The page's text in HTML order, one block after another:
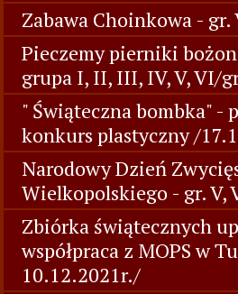
Zabawa Choinkowa -
Pieczemy pierniki
grupa I, II, III, IV, V, VI/
" Świąteczna bombka" -
konkurs plastyczny /
Narodowy Dzień
Wielkopolskiego - gr. V,
Zbiórka świątecznych
współpraca z MOPS w
10.12.2021r./